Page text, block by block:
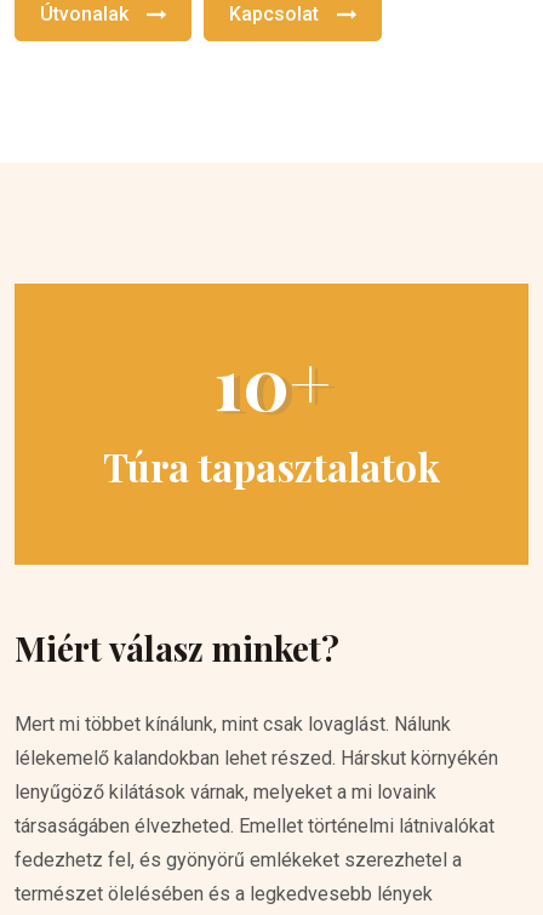
Útvonalak Kapcsolat
10+
Túra tapasztalatok
Miért válasz minket?
Mert mi többet kínálunk, mint csak lovaglást. Nálunk
lélekemelő kalandokban lehet részed. Hárskut környékén
lenyűgöző kilátások várnak, melyeket a mi lovaink
társaságáben élvezheted. Emellet történelmi látnivalókat
fedezhetz fel, és gyönyörű emlékeket szerezhetel a
természet ölelésében és a legkedvesebb lények